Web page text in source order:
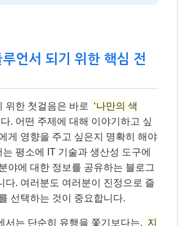
언서 되기 위한 핵심 전
위한 첫걸음은 바로
‘나만의 색
. 어떤 주제에 대해 이야기하고 싶
게 영향을 주고 싶은지 명확히 해야
평소에 IT 기술과 생산성 도구에
야에 대한 정보를 공유하는 블로그
다. 여러분도 여러분이 진정으로 즐
선택하는 것이 중요합니다.
서는 단순히 유행을 쫓기보다는, 지